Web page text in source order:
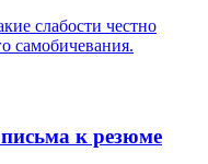
слабости честно
самобичевания.
к резюме